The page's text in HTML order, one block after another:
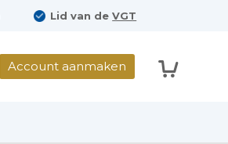
Lid van deVGT
Account aanmaken